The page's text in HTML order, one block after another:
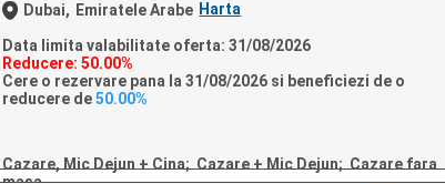
Dubai, Emiratele Arabe Harta
Data limita valabilitate oferta: 31/08/2026
Reducere: 50.00%
Cere o rezervare pana la 31/08/2026 si beneficiezi de o
reducere de50.00%
Cazare, Mic Dejun + Cina; Cazare + Mic Dejun; Cazare fara